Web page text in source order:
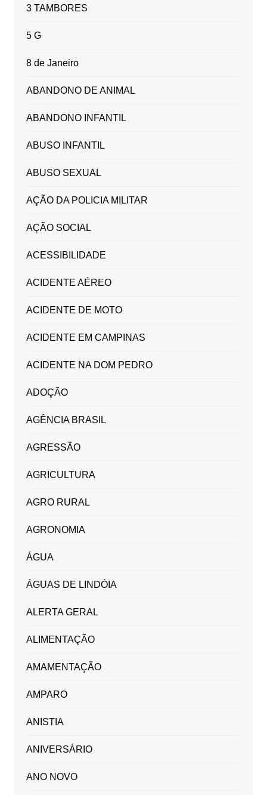
3 TAMBORES
5 G
8 de Janeiro
ABANDONO DE ANIMAL
ABANDONO INFANTIL
ABUSO INFANTIL
ABUSO SEXUAL
AÇÃO DA POLICIA MILITAR
AÇÃO SOCIAL
ACESSIBILIDADE
ACIDENTE AÉREO
ACIDENTE DE MOTO
ACIDENTE EM CAMPINAS
ACIDENTE NA DOM PEDRO
ADOÇÃO
AGÊNCIA BRASIL
AGRESSÃO
AGRICULTURA
AGRO RURAL
AGRONOMIA
ÁGUA
ÁGUAS DE LINDÓIA
ALERTA GERAL
ALIMENTAÇÃO
AMAMENTAÇÃO
AMPARO
ANISTIA
ANIVERSÁRIO
ANO NOVO